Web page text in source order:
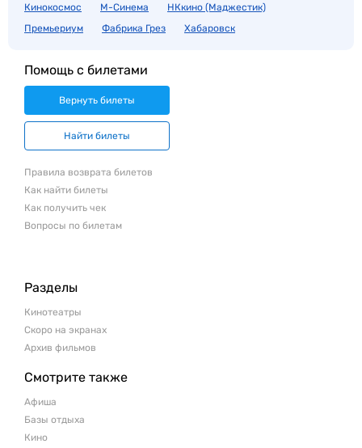
Кинокосмос
М-Синема
НКкино (Маджестик)
Премьериум
Фабрика Грез Хабаровск
Помощь с билетами
Вернуть билеты
Найти билеты
Правила возврата билетов
Как найти билеты
Как получить чек
Вопросы по билетам
Разделы
Кинотеатры
Скоро на экранах
Архив фильмов
Смотрите также
Афиша
Базы отдыха
Кино